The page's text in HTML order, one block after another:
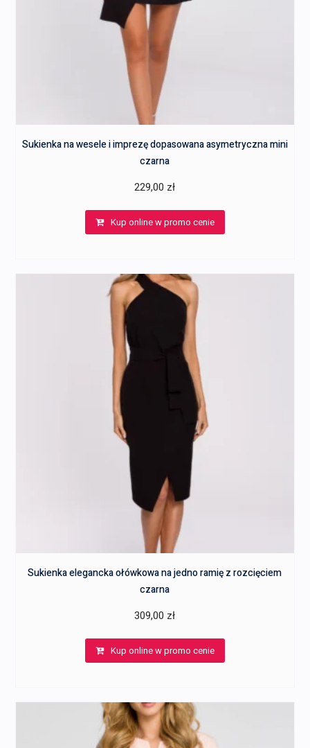
Sukienka na wesele i imprezę dopasowana asymetryczna mini
czarna
229,00 zł
Kup online w promo cenie
Sukienka elegancka ołówkowa na jedno ramię z rozcięciem
czarna
309,00 zł
Kup online w promo cenie